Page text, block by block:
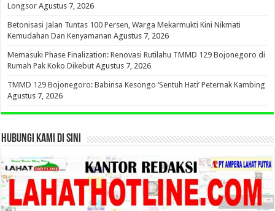
Longsor Agustus 7, 2026
Betonisasi Jalan Tuntas 100 Persen, Warga Mekarmukti Kini Nikmati
Kemudahan Dan Kenyamanan Agustus 7, 2026
Memasuki Phase Finalization: Renovasi Rutilahu TMMD 129 Bojonegoro di
Rumah Pak Koko Dikebut Agustus 7, 2026
TMMD 129 Bojonegoro: Babinsa Kesongo ‘Sentuh Hati’ Peternak Kambing
Agustus 7, 2026
HUBUNGI KAMI DI SINI